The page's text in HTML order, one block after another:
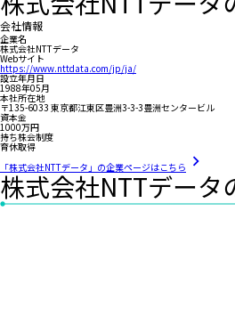
会社情報
企業名
株式会社NTTデータ
Webサイト
https://www.nttdata.com/jp/ja/
設立年月日
1988年05月
本社所在地
〒135-6033 東京都江東区豊洲3-3-3豊洲センタービル
資本金
1000万円
持ち株会制度
育休取得
「株式会社NTTデータ」の企業ページはこちら
株式会社NTTデータ